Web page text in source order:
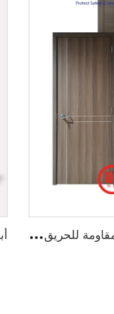
ت
صميم حديث 2024 أبواب خشبية مقاومة للحريق لمدة 20 دقيقة لأبواب المنازل